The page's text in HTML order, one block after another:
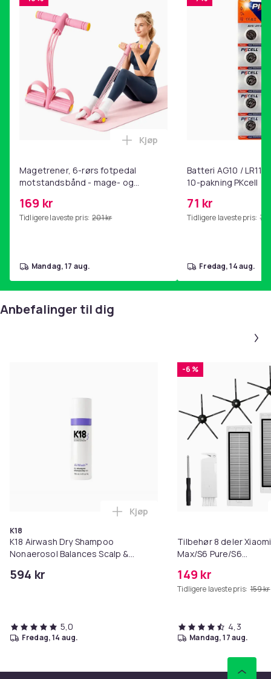
Magetrener, 6-rørs fotpedal
motstandsbånd - mage- og
hjemmegymnastikk Pink
169 kr
Tidligere laveste pris: 201 kr
Legg Magetrener, 6-rørs
Kjøp
mandag, 17 aug.
Batteri AG10 /
10-pakning PKcell
71 kr
Tidligere laveste pris: 76
fredag, 14 aug.
Anbefalinger til dig
K18
K18 Airwash Dry Shampoo
Nonaerosol Balances Scalp &
594 kr
Legg K18 Airwash Dry
Kjøp
5,0
fredag, 14 aug.
-6 %
Tilbehør 8 deler
Max/S6 Pure/S6
149 kr
Tidligere laveste pris: 159 kr
4,3
mandag, 17 aug.